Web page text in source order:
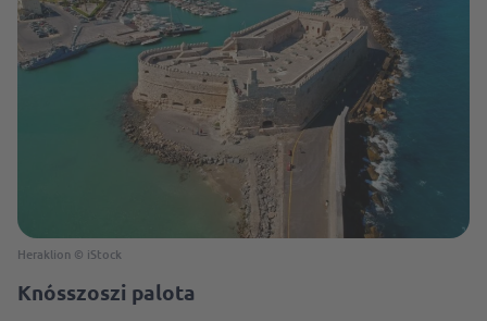
Heraklion © iStock
Knósszoszi palota